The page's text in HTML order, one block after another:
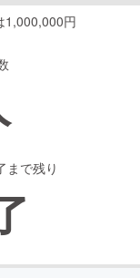
1,000,000円
まで残り